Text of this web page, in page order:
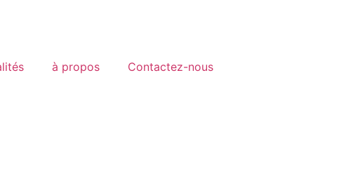
à propos Contactez-nous